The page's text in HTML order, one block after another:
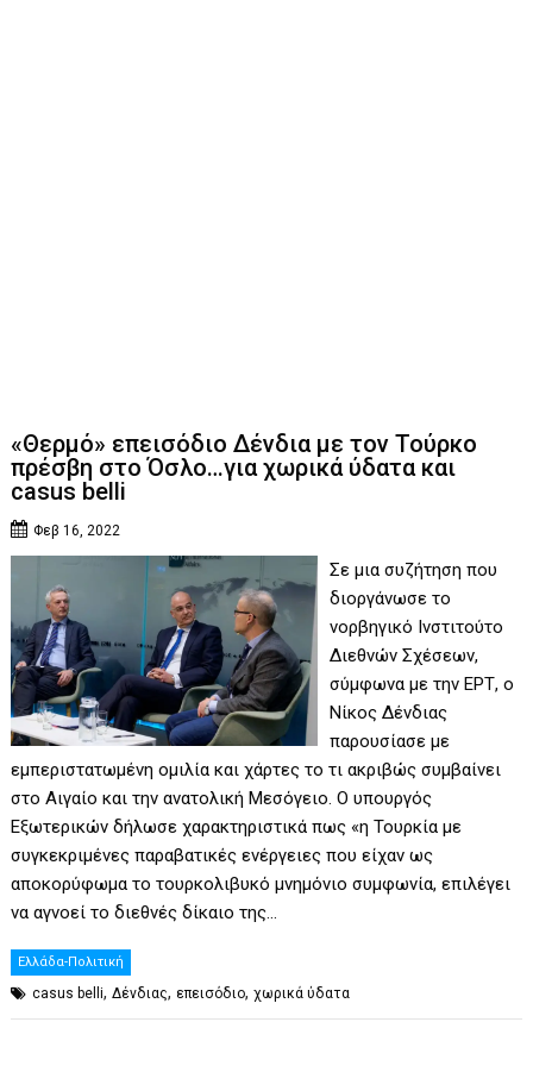
«Θερμό» επεισόδιο Δένδια με τον Τούρκο
πρέσβη στο Όσλο…για χωρικά ύδατα και
casus belli
Φεβ 16, 2022
Σε μια συζήτηση που
διοργάνωσε το
νορβηγικό Ινστιτούτο
Διεθνών Σχέσεων,
σύμφωνα με την ΕΡΤ, ο
Νίκος Δένδιας
παρουσίασε με
εμπεριστατωμένη ομιλία και χάρτες το τι ακριβώς συμβαίνει
στο Αιγαίο και την ανατολική Μεσόγειο. Ο υπουργός
Εξωτερικών δήλωσε χαρακτηριστικά πως «η Τουρκία με
συγκεκριμένες παραβατικές ενέργειες που είχαν ως
αποκορύφωμα το τουρκολιβυκό μνημόνιο συμφωνία, επιλέγει
να αγνοεί το διεθνές δίκαιο της…
Ελλάδα-Πολιτική
casus belli,Δένδιας, επεισόδιο,χωρικά ύδατα